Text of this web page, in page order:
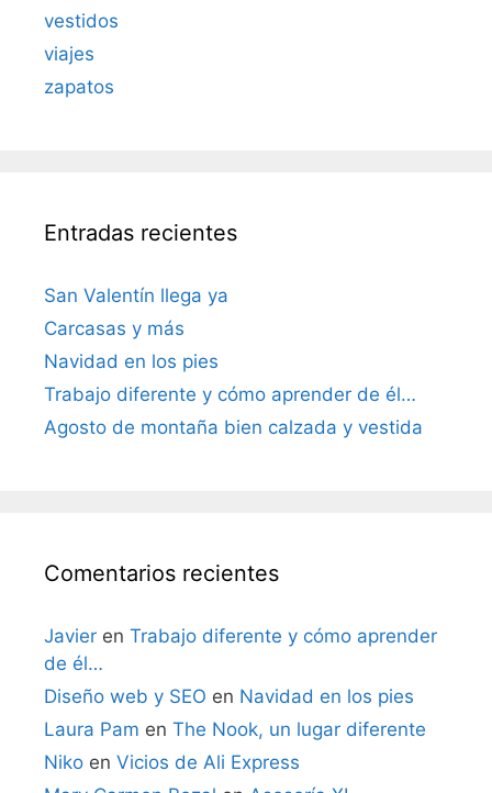
vestidos
viajes
zapatos
Entradas recientes
San Valentín llega ya
Carcasas y más
Navidad en los pies
Trabajo diferente y cómo aprender de él…
Agosto de montaña bien calzada y vestida
Comentarios recientes
Javier en Trabajo diferente y cómo aprender
de él…
Diseño web y SEO en Navidad en los pies
Laura Pam en The Nook, un lugar diferente
Niko en Vicios de Ali Express